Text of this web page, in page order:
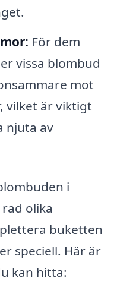
För dem
vissa blombud
mot
vilket är viktigt
njuta av
i
olika
buketten
speciell. Här är
kan hitta: